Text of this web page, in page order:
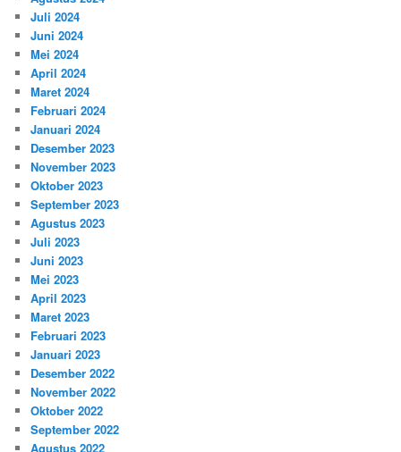
Juli 2024
Juni 2024
Mei 2024
April 2024
Maret 2024
Februari 2024
Januari 2024
Desember 2023
November 2023
Oktober 2023
September 2023
Agustus 2023
Juli 2023
Juni 2023
Mei 2023
April 2023
Maret 2023
Februari 2023
Januari 2023
Desember 2022
November 2022
Oktober 2022
September 2022
Agustus 2022